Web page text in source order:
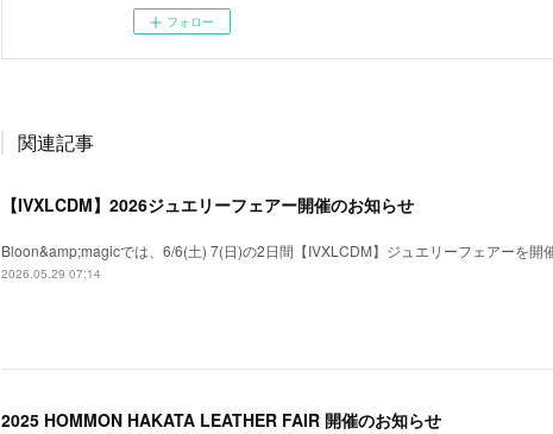
フォロー
関連記事
【IVXLCDM】2026ジュエリーフェアー開催のお知らせ
Bloon&amp;magicでは、6/6(土) 7(日)の2日間【IVXLCDM】ジュエリーフェアーを開
2026.05.29 07:14
2025 HOMMON HAKATA LEATHER FAIR 開催のお知らせ